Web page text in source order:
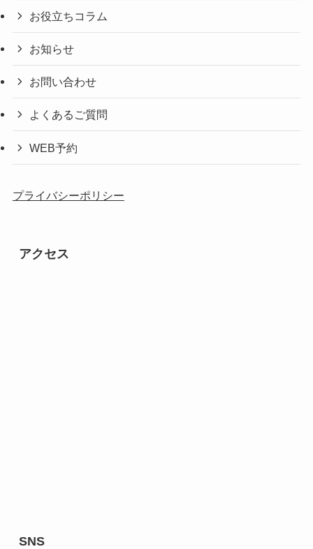
お役立ちコラム
お知らせ
お問い合わせ
よくあるご質問
WEB予約
プライバシーポリシー
アクセス
SNS